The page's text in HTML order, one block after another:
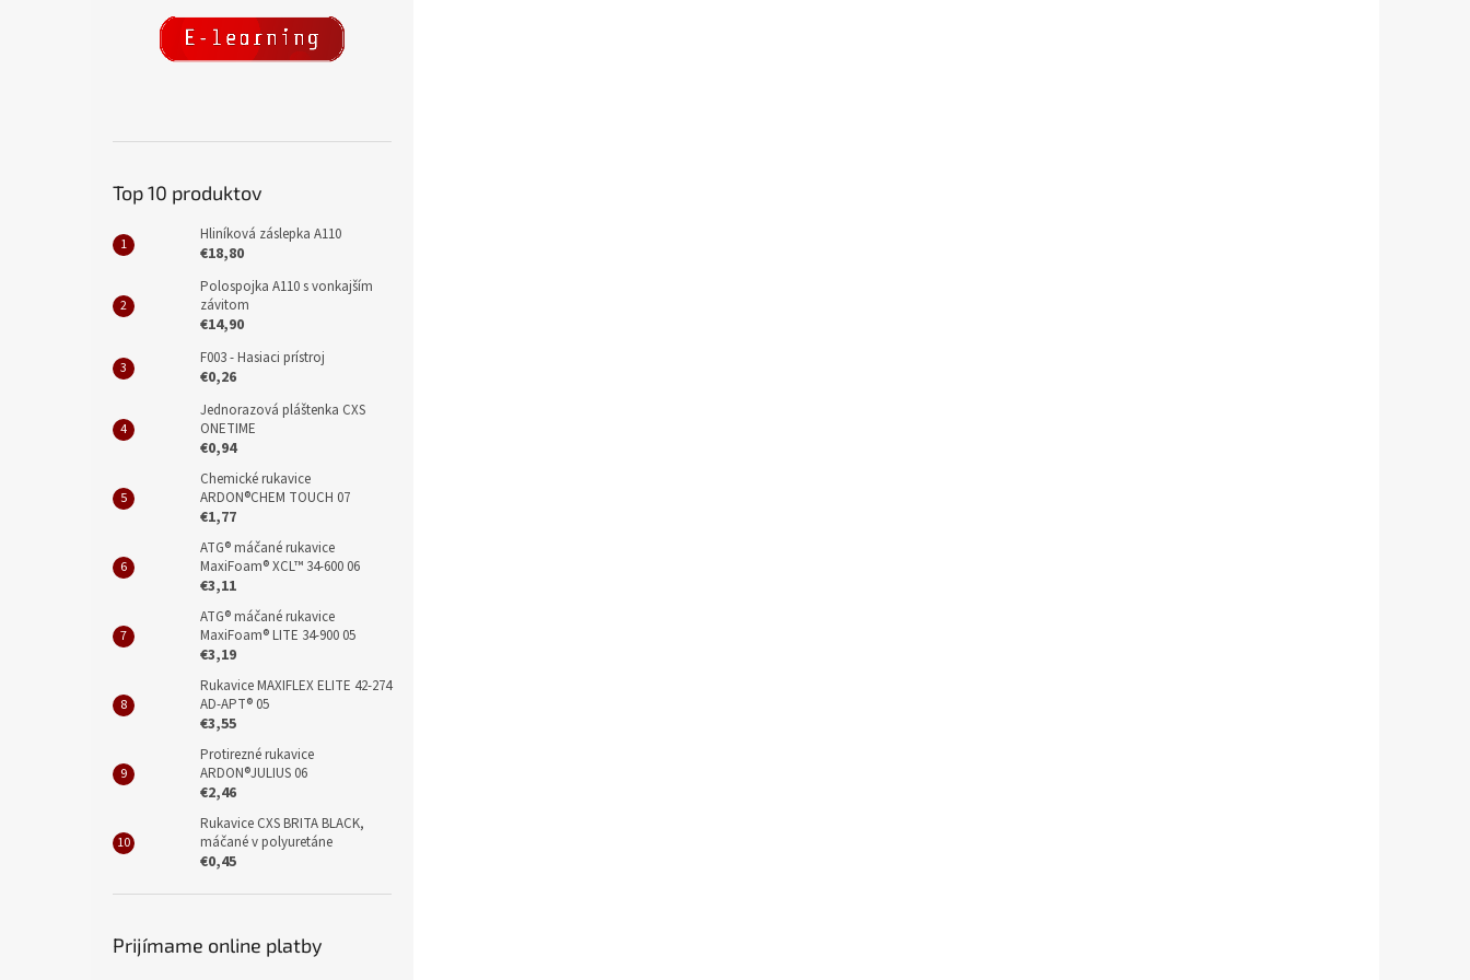
Top 10 produktov
Hliníková záslepka A110
€18,80
Polospojka A110 s vonkajším
závitom
€14,90
F003 - Hasiaci prístroj
€0,26
Jednorazová pláštenka CXS
ONETIME
€0,94
Chemické rukavice
ARDON®CHEM TOUCH 07
€1,77
ATG® máčané rukavice
MaxiFoam® XCL™ 34-600 06
€3,11
ATG® máčané rukavice
MaxiFoam® LITE 34-900 05
€3,19
Rukavice MAXIFLEX ELITE 42-274
AD-APT® 05
€3,55
Protirezné rukavice
ARDON®JULIUS 06
€2,46
Rukavice CXS BRITA BLACK,
máčané v polyuretáne
€0,45
Prijímame online platby